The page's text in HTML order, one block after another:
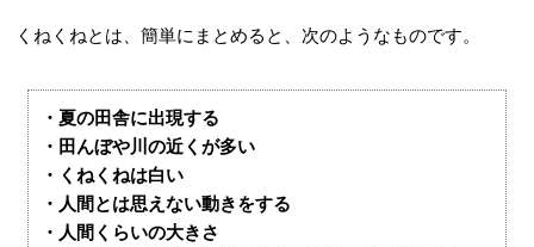
くねくねとは、簡単にまとめると、次のようなものです。
・夏の田舎に出現する
・田んぼや川の近くが多い
・くねくねは白い
・人間とは思えない動きをする
・人間くらいの大きさ